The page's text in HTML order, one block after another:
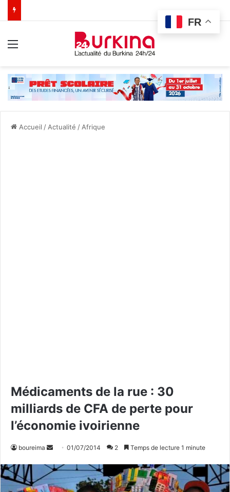
Accueil / Actualité / Afrique
Médicaments de la rue : 30
milliards de CFA de perte pour
l’économie ivoirienne
boureima
v
o
01/07/2014 2 Temps de lecture 1 minute
FR